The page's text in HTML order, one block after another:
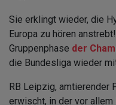
Sie erklingt wieder, die
Europa zu hören
Gruppenphase der
die Bundesliga wieder
RB Leipzig, amtierender
erwischt, in der vor